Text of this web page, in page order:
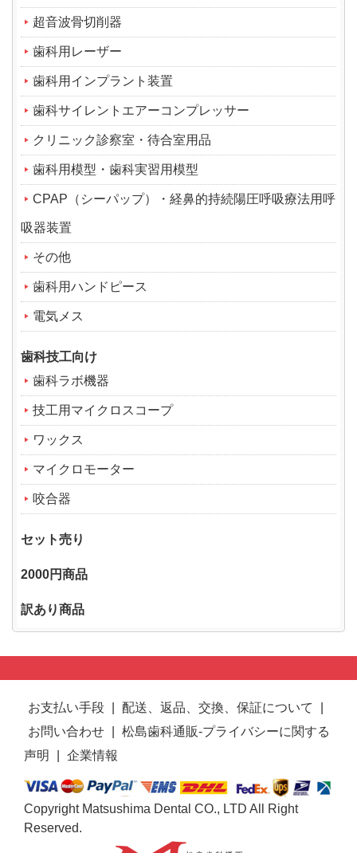
超音波骨切削器
歯科用レーザー
歯科用インプラント装置
歯科サイレントエアーコンプレッサー
クリニック診察室・待合室用品
歯科用模型・歯科実習用模型
CPAP（シーパップ）・経鼻的持続陽圧呼吸療法用呼
吸器装置
その他
歯科用ハンドピース
電気メス
歯科技工向け
歯科ラボ機器
技工用マイクロスコープ
ワックス
マイクロモーター
咬合器
セット売り
2000円商品
訳あり商品
お支払い手段 配送、返品、交換、保証について
お問い合わせ
松島歯科通販-プライバシーに関する
声明
企業情報
Copyright Matsushima Dental CO., LTD All Right
Reserved.